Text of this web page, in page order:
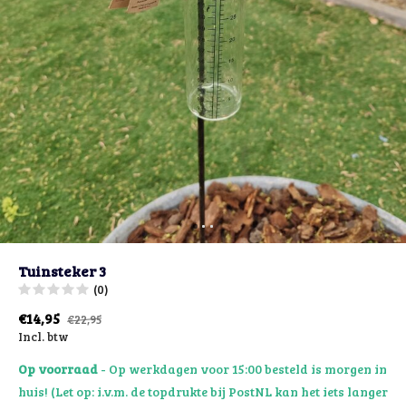
Tuinsteker 3
(0)
€14,95 €22,95
Incl. btw
Op voorraad - Op werkdagen voor 15:00 besteld is morgen in
huis! (Let op: i.v.m. de topdrukte bij PostNL kan het iets langer